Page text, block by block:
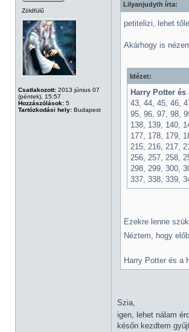
Zöldfülű
Csatlakozott: 2013 június 07
(péntek), 15:57
Hozzászólások: 5
Tartózkodási hely: Budapest
Lilyanjudyth írta:
petitelizi, lehet
Akárhogy is
Idézet:
Harry Potter és
43, 44, 45, 46,
95, 96, 97, 98,
138, 139, 140,
177, 178, 179,
215, 216, 217,
256, 257, 258,
298, 299, 300,
337, 338, 339,
Ezekre lenne
Néztem, hogy
Harry Potter és a
Szia,
igen, lehet nálam
későn kezdtem